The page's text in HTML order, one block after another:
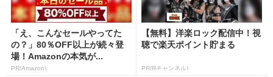
「え、こんなセールやってた
の？」80％OFF以上が続々登
場！Amazonの本気が...
PR(Amazon)
【無料】洋楽ロック配信中！視
聴で楽天ポイント貯まる
PR(Rチャンネル)